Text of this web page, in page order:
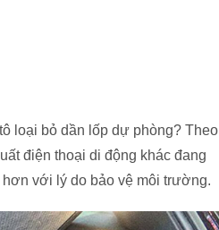
loại bỏ dần lốp dự phòng? Theo
điện thoại di động khác đang
hơn với lý do bảo vệ môi trường.